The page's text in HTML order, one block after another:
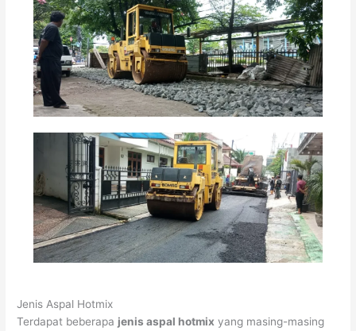
Jenis Aspal Hotmix
Terdapat beberapa jenis aspal hotmix yang masing-masing